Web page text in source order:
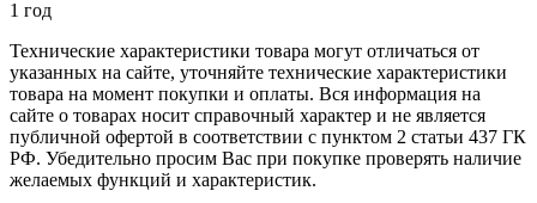
1 год
Технические характеристики товара могут отличаться от
указанных на сайте, уточняйте технические характеристики
товара на момент покупки и оплаты. Вся информация на
сайте о товарах носит справочный характер и не является
публичной офертой в соответствии с пунктом 2 статьи 437 ГК
РФ. Убедительно просим Вас при покупке проверять наличие
желаемых функций и характеристик.